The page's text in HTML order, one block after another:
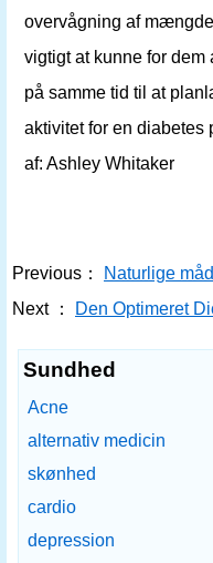
overvågning af
vigtigt at kunne for
på samme tid til at
aktivitet for en diabetes
af: Ashley Whitaker
Previous：
Naturlige
Next ：
Den Optimeret
Sundhed
Acne
alternativ medicin
skønhed
cardio
depression